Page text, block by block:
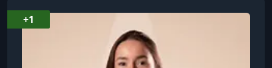
электромиограф для специалистов фитнес-
индустрии.
+1